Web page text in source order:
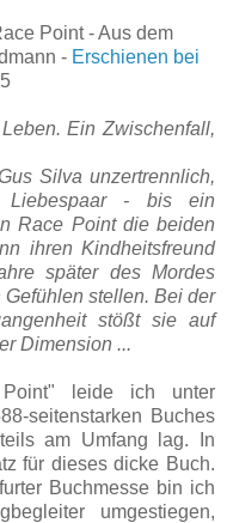
Point - Aus dem
- Erschienen bei
Ein Zwischenfall,
Silva unzertrennlich,
- bis ein
Race Point die beiden
ihren Kindheitsfreund
später des Mordes
stellen. Bei der
stößt sie auf
Dimension ...
leide ich unter
seitenstarken Buches
am Umfang lag. In
für dieses dicke Buch.
Buchmesse bin ich
umgestiegen,